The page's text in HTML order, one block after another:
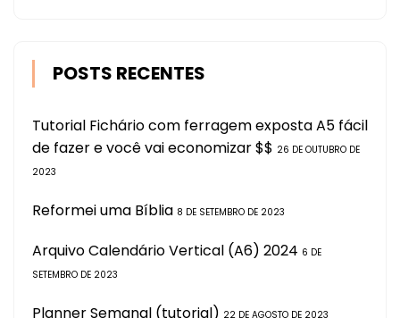
POSTS RECENTES
Tutorial Fichário com ferragem exposta A5 fácil
de fazer e você vai economizar $$ 26 DE OUTUBRO DE
2023
Reformei uma Bíblia 8 DE SETEMBRO DE 2023
Arquivo Calendário Vertical (A6) 2024 6 DE
SETEMBRO DE 2023
Planner Semanal (tutorial) 22 DE AGOSTO DE 2023